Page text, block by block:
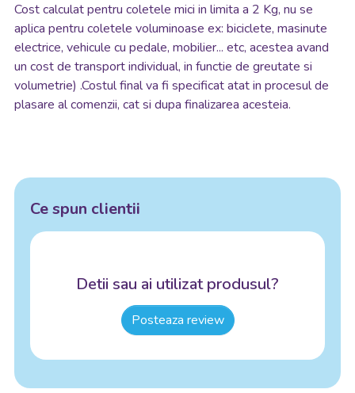
Cost calculat pentru coletele mici in limita a 2 Kg, nu se
aplica pentru coletele voluminoase ex: biciclete, masinute
electrice, vehicule cu pedale, mobilier... etc, acestea avand
un cost de transport individual, in functie de greutate si
volumetrie) .Costul final va fi specificat atat in procesul de
plasare al comenzii, cat si dupa finalizarea acesteia.
Ce spun clientii
Detii sau ai utilizat produsul?
Posteaza review